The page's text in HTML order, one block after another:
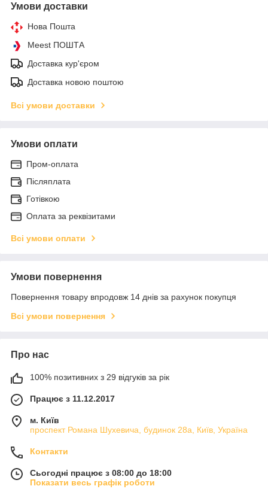
Умови доставки
Нова Пошта
Meest ПОШТА
Доставка кур'єром
Доставка новою поштою
Всі умови доставки
Умови оплати
Пром-оплата
Післяплата
Готівкою
Оплата за реквізитами
Всі умови оплати
Умови повернення
Повернення товару впродовж 14 днів за рахунок покупця
Всі умови повернення
Про нас
100% позитивних з 29 відгуків за рік
Працює з 11.12.2017
м. Київ
проспект Романа Шухевича, будинок 28а, Київ, Україна
Контакти
Сьогодні працює з 08:00 до 18:00
Показати весь графік роботи